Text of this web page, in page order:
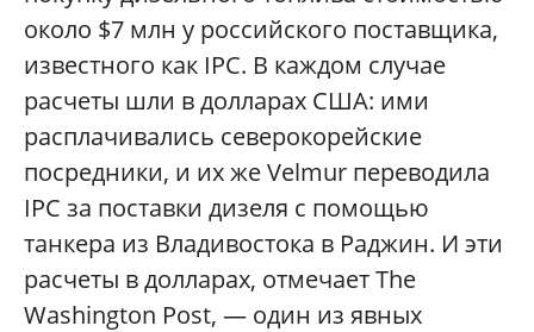
около $7 млн у российского поставщика,
известного как IPC. В каждом случае
расчеты шли в долларах США: ими
расплачивались северокорейские
посредники, и их же Velmur переводила
IPC за поставки дизеля с помощью
танкера из Владивостока в Раджин. И эти
расчеты в долларах, отмечает The
Washington Post, — один из явных